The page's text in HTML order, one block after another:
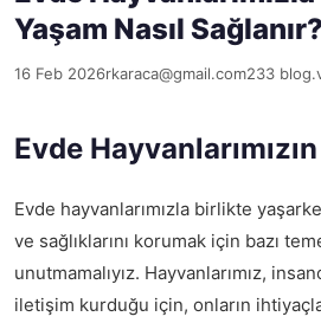
Yaşam Nasıl Sağlanır?
16 Feb 2026rkaraca@gmail.com233
Evde
Evde hayvanlarımızla birlikte
ve sağlıklarını korumak için bazı
unutmamalıyız. Hayvanlarımız,
iletişim kurduğu için, onların